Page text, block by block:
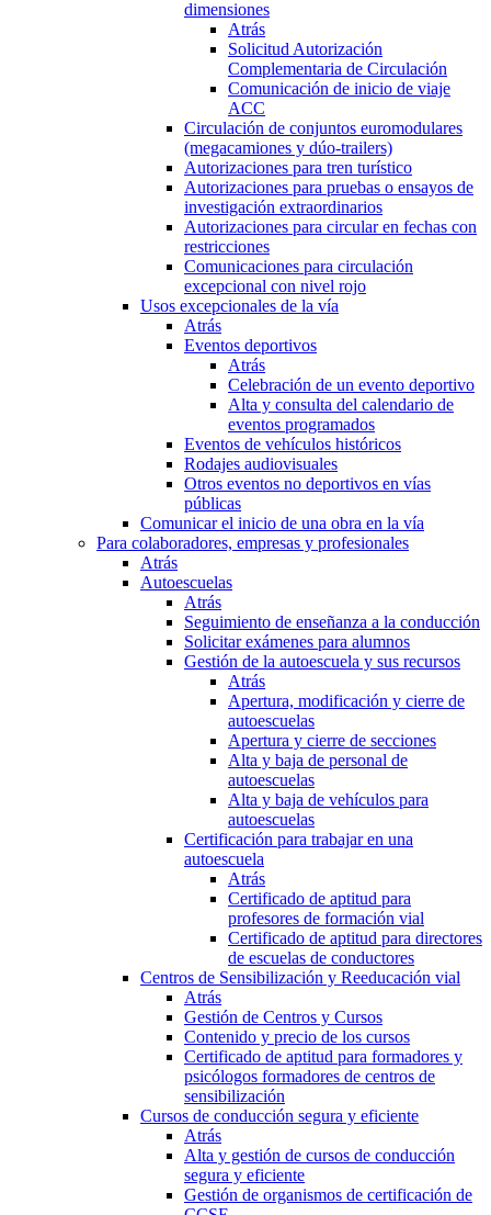
dimensiones
Atrás
Solicitud Autorización
Complementaria de Circulación
Comunicación de inicio de viaje
ACC
Circulación de conjuntos euromodulares
(megacamiones y dúo-trailers)
Autorizaciones para tren turístico
Autorizaciones para pruebas o ensayos de
investigación extraordinarios
Autorizaciones para circular en fechas con
restricciones
Comunicaciones para circulación
excepcional con nivel rojo
Usos excepcionales de la vía
Atrás
Eventos deportivos
Atrás
Celebración de un evento deportivo
Alta y consulta del calendario de
eventos programados
Eventos de vehículos históricos
Rodajes audiovisuales
Otros eventos no deportivos en vías
públicas
Comunicar el inicio de una obra en la vía
Para colaboradores, empresas y profesionales
Atrás
Autoescuelas
Atrás
Seguimiento de enseñanza a la conducción
Solicitar exámenes para alumnos
Gestión de la autoescuela y sus recursos
Atrás
Apertura, modificación y cierre de
autoescuelas
Apertura y cierre de secciones
Alta y baja de personal de
autoescuelas
Alta y baja de vehículos para
autoescuelas
Certificación para trabajar en una
autoescuela
Atrás
Certificado de aptitud para
profesores de formación vial
Certificado de aptitud para directores
de escuelas de conductores
Centros de Sensibilización y Reeducación vial
Atrás
Gestión de Centros y Cursos
Contenido y precio de los cursos
Certificado de aptitud para formadores y
psicólogos formadores de centros de
sensibilización
Cursos de conducción segura y eficiente
Atrás
Alta y gestión de cursos de conducción
segura y eficiente
Gestión de organismos de certificación de